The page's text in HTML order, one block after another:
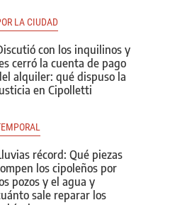
LA CIUDAD
con los inquilinos y
cerró la cuenta de pago
alquiler: qué dispuso la
en Cipolletti
récord: Qué piezas
los cipoleños por
pozos y el agua y
sale reparar los